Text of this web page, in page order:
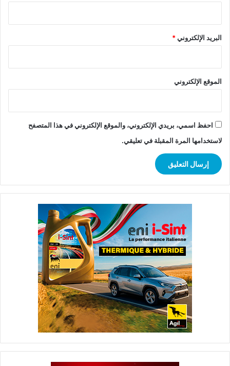
البريد الإلكتروني*
الموقع الإلكتروني
احفظ اسمي، بريدي الإلكتروني، والموقع الإلكتروني في هذا المتصفح
لاستخدامها المرة المقبلة في تعليقي.